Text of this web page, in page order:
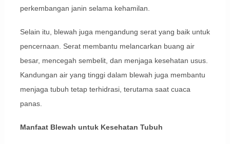
perkembangan janin selama kehamilan.
Selain itu, blewah juga mengandung serat yang baik untuk
pencernaan. Serat membantu melancarkan buang air
besar, mencegah sembelit, dan menjaga kesehatan usus.
Kandungan air yang tinggi dalam blewah juga membantu
menjaga tubuh tetap terhidrasi, terutama saat cuaca
panas.
Manfaat Blewah untuk Kesehatan Tubuh